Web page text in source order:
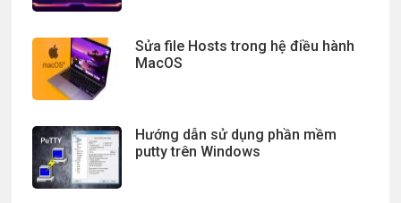
Sửa file Hosts trong hệ điều hành
MacOS
Hướng dẫn sử dụng phần mềm
putty trên Windows